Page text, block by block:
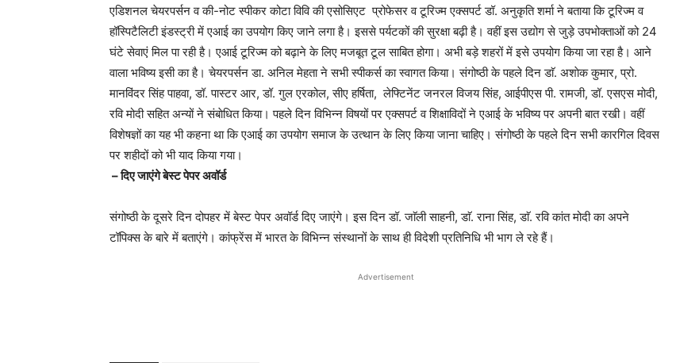
एडिशनल चेयरपर्सन व की-नोट स्पीकर कोटा विवि की एसोसिएट प्रोफेसर व टूरिज्म एक्सपर्ट डॉ. अनुकृति शर्मा ने बताया कि टूरिज्म व
हॉस्पिटैलिटी इंडस्ट्री में एआई का उपयोग किए जाने लगा है। इससे पर्यटकों की सुरक्षा बढ़ी है। वहीं इस उद्योग से जुड़े उपभोक्ताओं को 24
घंटे सेवाएं मिल पा रही है। एआई टूरिज्म को बढ़ाने के लिए मजबूत टूल साबित होगा। अभी बड़े शहरों में इसे उपयोग किया जा रहा है। आने
वाला भविष्य इसी का है। चेयरपर्सन डा. अनिल मेहता ने सभी स्पीकर्स का स्वागत किया। संगोष्ठी के पहले दिन डाॅ. अशाेक कुमार, प्रो.
मानविंदर सिंह पाहवा, डॉ. पास्टर आर, डॉ. गुल एरकोल, सीए हर्षिता, लेफ्टिनेंट जनरल विजय सिंह, आईपीएस पी. रामजी, डॉ. एसएस मोदी,
रवि मोदी सहित अन्यों ने संबाेधित किया। पहले दिन विभिन्न विषयों पर एक्सपर्ट व शिक्षाविदों ने एआई के भविष्य पर अपनी बात रखी। वहीं
विशेषज्ञों का यह भी कहना था कि एआई का उपयोग समाज के उत्थान के लिए किया जाना चाहिए। संगोष्ठी के पहले दिन सभी कारगिल दिवस
पर शहीदों को भी याद किया गया।
– दिए जाएंगे बेस्ट पेपर अवॉर्ड
संगोष्ठी के दूसरे दिन दोपहर में बेस्ट पेपर अवॉर्ड दिए जाएंगे। इस दिन डॉ. जाॅली साहनी, डाॅ. राना सिंह, डाॅ. रवि कांत मोदी का अपने
टॉपिक्स के बारे में बताएंगे। कांफ्रेंस में भारत के विभिन्न संस्थानों के साथ ही विदेशी प्रतिनिधि भी भाग ले रहे हैं।
Advertisement